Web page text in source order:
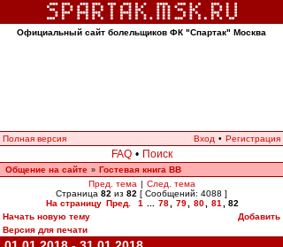
Официальный сайт болельщиков ФК "Спартак" Москва
Полная версия Вход • Регистрация
FAQ • Поиск
Общение на сайте » Гостевая книга ВВ
Пред. тема | След. тема
Страница 82 из 82 [ Сообщений: 4088 ]
На страницу Пред. 1 78 79 80 81
82
Начать новую тему
Добавить
Версия для печати